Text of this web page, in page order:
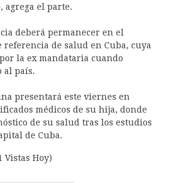
agrega el parte.
deberá permanecer en el
referencia de salud en Cuba, cuya
la ex mandataria cuando
al país.
presentará este viernes en
médicos de su hija, donde
de su salud tras los estudios
de Cuba.
Vistas Hoy)